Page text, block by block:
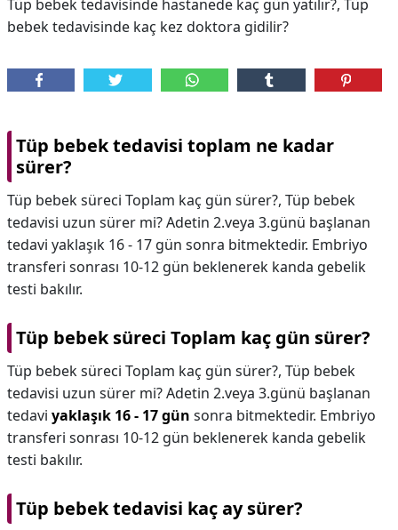
Tüp bebek tedavisinde hastanede kaç gün yatılır?, Tüp
bebek tedavisinde kaç kez doktora gidilir?
Tüp bebek tedavisi toplam ne kadar
sürer?
Tüp bebek süreci Toplam kaç gün sürer?, Tüp bebek
tedavisi uzun sürer mi? Adetin 2.veya 3.günü başlanan
tedavi yaklaşık 16 - 17 gün sonra bitmektedir. Embriyo
transferi sonrası 10-12 gün beklenerek kanda gebelik
testi bakılır.
Tüp bebek süreci Toplam kaç gün sürer?
Tüp bebek süreci Toplam kaç gün sürer?, Tüp bebek
tedavisi uzun sürer mi? Adetin 2.veya 3.günü başlanan
tedavi yaklaşık 16 - 17 gün sonra bitmektedir. Embriyo
transferi sonrası 10-12 gün beklenerek kanda gebelik
testi bakılır.
Tüp bebek tedavisi kaç ay sürer?